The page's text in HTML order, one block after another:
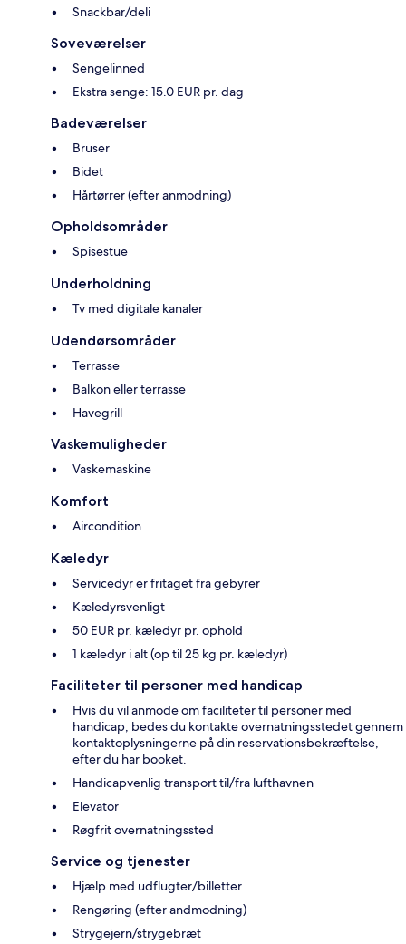
Snackbar/deli
Soveværelser
Sengelinned
Ekstra senge: 15.0 EUR pr. dag
Badeværelser
Bruser
Bidet
Hårtørrer (efter anmodning)
Opholdsområder
Spisestue
Underholdning
Tv med digitale kanaler
Udendørsområder
Terrasse
Balkon eller terrasse
Havegrill
Vaskemuligheder
Vaskemaskine
Komfort
Aircondition
Kæledyr
Servicedyr er fritaget fra gebyrer
Kæledyrsvenligt
50 EUR pr. kæledyr pr. ophold
1 kæledyr i alt (op til 25 kg pr. kæledyr)
Faciliteter til personer med handicap
Hvis du vil anmode om faciliteter til personer med
handicap, bedes du kontakte overnatningsstedet gennem
kontaktoplysningerne på din reservationsbekræftelse,
efter du har booket.
Handicapvenlig transport til/fra lufthavnen
Elevator
Røgfrit overnatningssted
Service og tjenester
Hjælp med udflugter/billetter
Rengøring (efter andmodning)
Strygejern/strygebræt